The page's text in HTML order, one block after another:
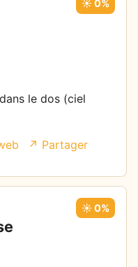
☀️ 0%
le dos (ciel
↗ Partager
☀️ 0%